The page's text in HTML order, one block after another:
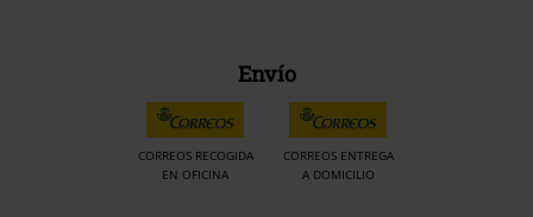
Envío
CORREOS RECOGIDA
EN OFICINA
CORREOS ENTREGA
A DOMICILIO